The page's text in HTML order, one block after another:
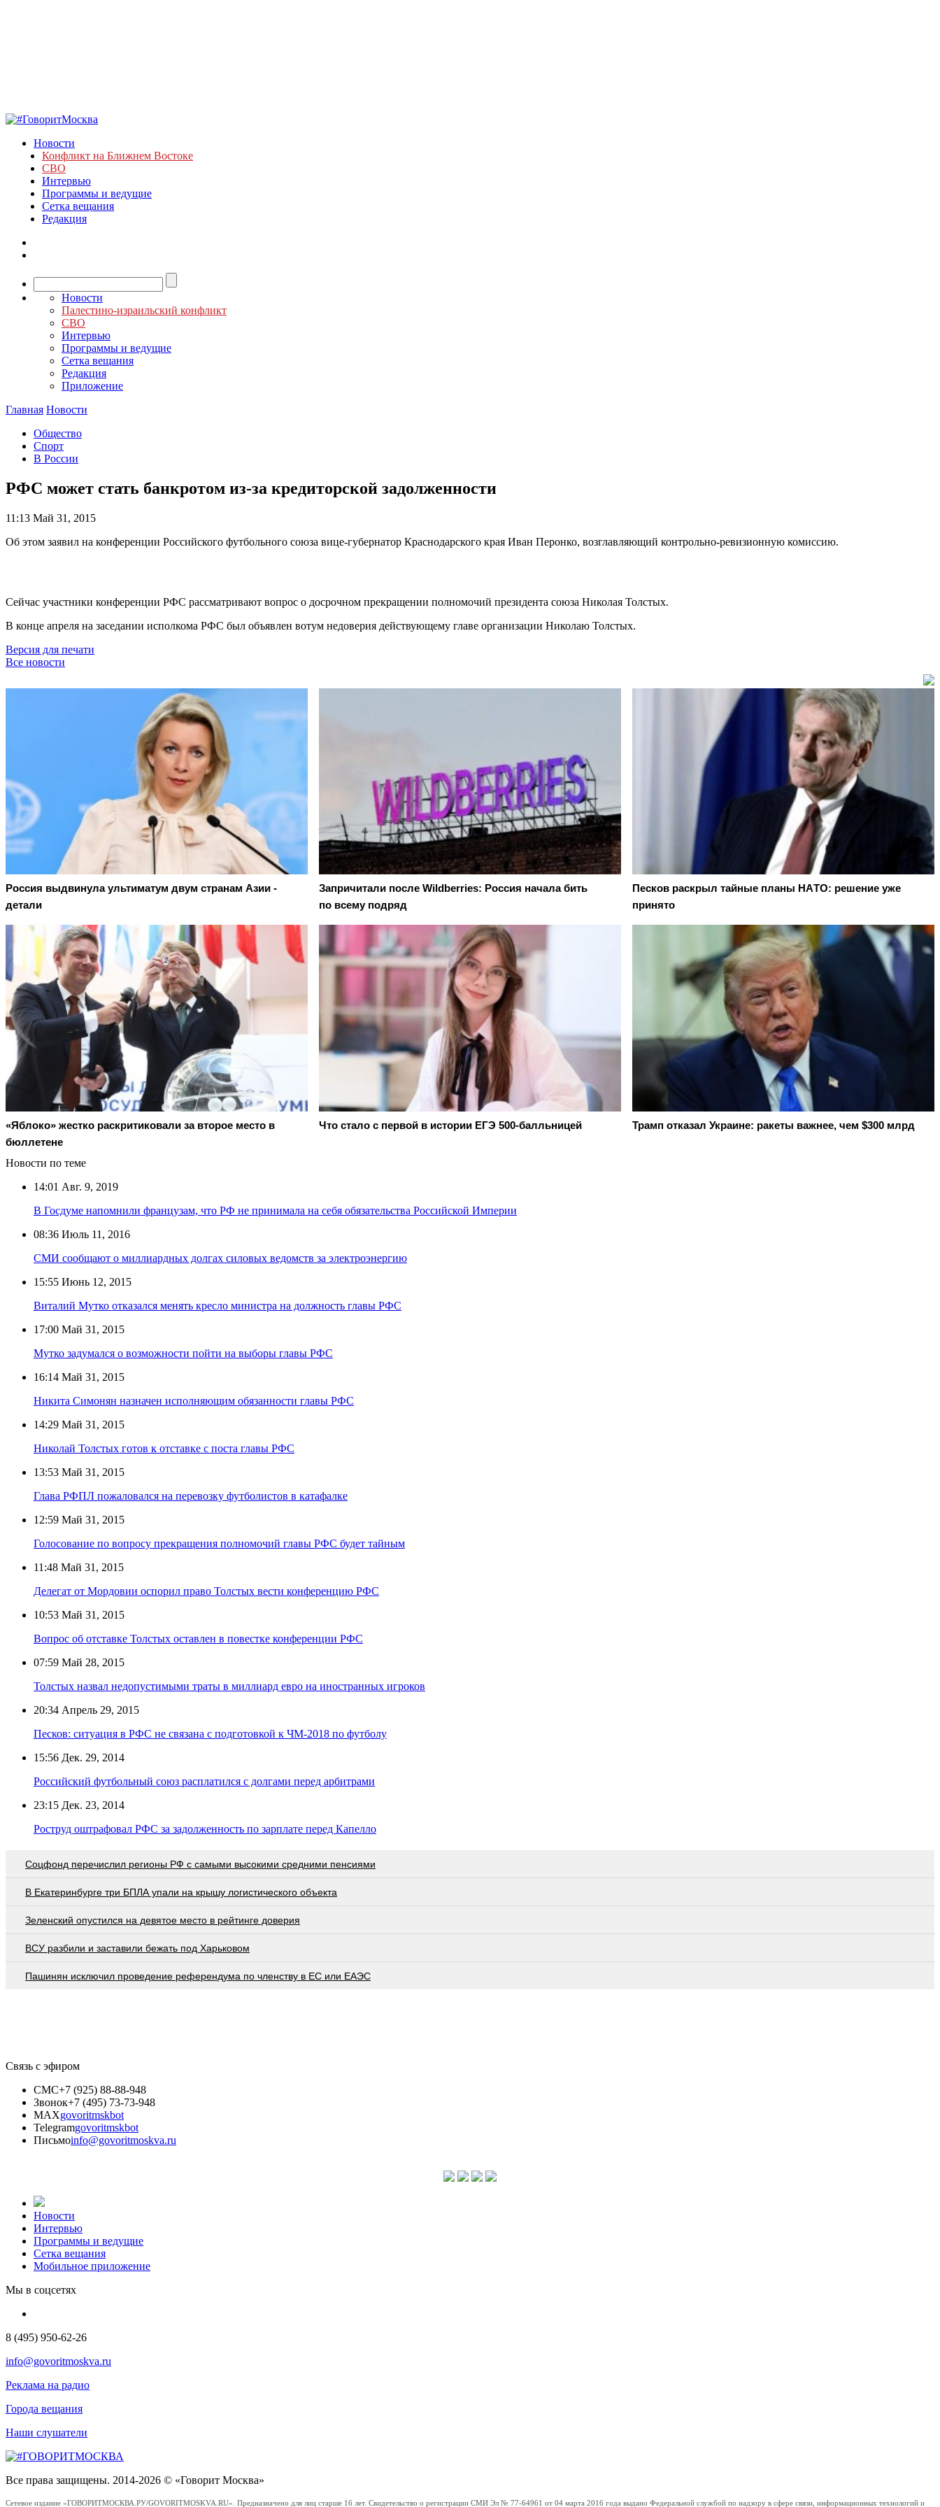
Новости
Конфликт на Ближнем Востоке
СВО
Интервью
Программы и ведущие
Сетка вещания
Редакция
Новости
Палестино-израильский конфликт
СВО
Интервью
Программы и ведущие
Сетка вещания
Редакция
Приложение
Главная Новости
Общество
Спорт
В России
РФС может стать банкротом из-за кредиторской задолженности
11:13 Май 31, 2015
Об этом заявил на конференции Российского футбольного союза вице-губернатор Краснодарского края Иван Перонко, возглавляющий контрольно-ревизионную комиссию.
Сейчас участники конференции РФС рассматривают вопрос о досрочном прекращении полномочий президента союза Николая Толстых.
В конце апреля на заседании исполкома РФС был объявлен вотум недоверия действующему главе организации Николаю Толстых.
Версия для печати
Все новости
Россия выдвинула ультиматум двум странам Азии -
детали
Запричитали после Wildberries: Россия начала бить
по всему подряд
Пecкoв рacкрыл тaйныe плaны НAТO: рeшeниe ужe
принятo
«Яблоко» жестко раскритиковали за второе место в
бюллетене
Что стало с первой в истории ЕГЭ 500-балльницей Трамп отказал Украине: ракеты важнее, чем $300 млрд
Новости по теме
14:01 Авг. 9, 2019
В Госдуме напомнили французам, что РФ не принимала на себя обязательства Российской Империи
08:36 Июль 11, 2016
СМИ сообщают о миллиардных долгах силовых ведомств за электроэнергию
15:55 Июнь 12, 2015
Виталий Мутко отказался менять кресло министра на должность главы РФС
17:00 Май 31, 2015
Мутко задумался о возможности пойти на выборы главы РФС
16:14 Май 31, 2015
Никита Симонян назначен исполняющим обязанности главы РФС
14:29 Май 31, 2015
Николай Толстых готов к отставке с поста главы РФС
13:53 Май 31, 2015
Глава РФПЛ пожаловался на перевозку футболистов в катафалке
12:59 Май 31, 2015
Голосование по вопросу прекращения полномочий главы РФС будет тайным
11:48 Май 31, 2015
Делегат от Мордовии оспорил право Толстых вести конференцию РФС
10:53 Май 31, 2015
Вопрос об отставке Толстых оставлен в повестке конференции РФС
07:59 Май 28, 2015
Толстых назвал недопустимыми траты в миллиард евро на иностранных игроков
20:34 Апрель 29, 2015
Песков: ситуация в РФС не связана с подготовкой к ЧМ-2018 по футболу
15:56 Дек. 29, 2014
Российский футбольный союз расплатился с долгами перед арбитрами
23:15 Дек. 23, 2014
Роструд оштрафовал РФС за задолженность по зарплате перед Капелло
Соцфонд перечислил регионы РФ с самыми высокими средними пенсиями
В Екатеринбурге три БПЛА упали на крышу логистического объекта
Зеленский опустился на девятое место в рейтинге доверия
ВСУ разбили и заставили бежать под Харьковом
Пашинян исключил проведение референдума по членству в ЕС или ЕАЭС
Связь с эфиром
СМС+7 (925) 88-88-948
Звонок+7 (495) 73-73-948
MAXgovoritmskbot
Telegramgovoritmskbot
Письмоinfo@govoritmoskva.ru
Новости
Интервью
Программы и ведущие
Сетка вещания
Мобильное приложение
Мы в соцсетях
8 (495) 950-62-26
info@govoritmoskva.ru
Реклама на радио
Города вещания
Наши слушатели
Все права защищены. 2014-2026 © «Говорит Москва»
Сетевое издание «ГОВОРИТМОСКВА.РУ/GOVORITMOSKVA.RU». Предназначено для лиц старше 16 лет. Свидетельство о регистрации СМИ Эл № 77-64961 от 04 марта 2016 года выдано Федеральной службой по надзору в сфере связи, информационных технологий и